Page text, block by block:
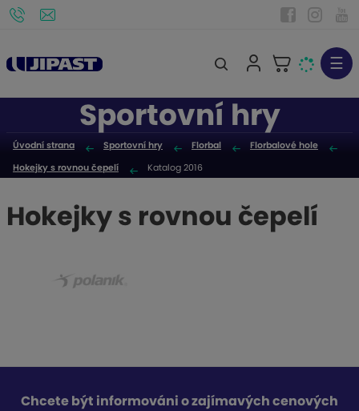
h
e
t
☰
Sportovní hry
Úvodní strana Sportovní hry Florbal
Florbalové hole
Hokejky s rovnou čepelí
Katalog 2016
Hokejky s rovnou čepelí
Chcete být informováni o zajímavých cenových